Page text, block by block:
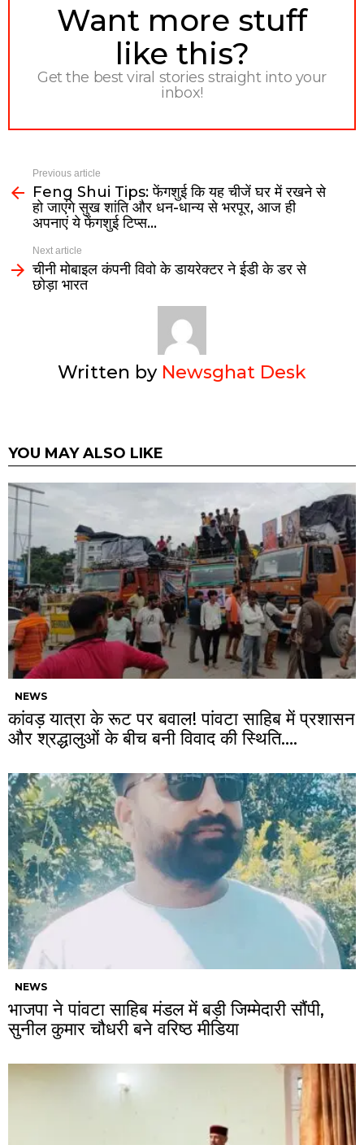
NEWSLETTER
Want more stuff
like this?
Get the best viral stories straight into your
inbox!
Previous article
Feng Shui Tips: फेंगशुई कि यह चीजें घर में रखने से
हो जाएंगे सुख शांति और धन-धान्य से भरपूर, आज ही
अपनाएं ये फेंगशुई टिप्स…
Next article
चीनी मोबाइल कंपनी विवो के डायरेक्टर ने ईडी के डर से
छोड़ा भारत
Written by Newsghat Desk
YOU MAY ALSO LIKE
NEWS
कांवड़ यात्रा के रूट पर बवाल! पांवटा साहिब में प्रशासन
और श्रद्धालुओं के बीच बनी विवाद की स्थिति….
NEWS
भाजपा ने पांवटा साहिब मंडल में बड़ी जिम्मेदारी सौंपी,
सुनील कुमार चौधरी बने वरिष्ठ मीडिया